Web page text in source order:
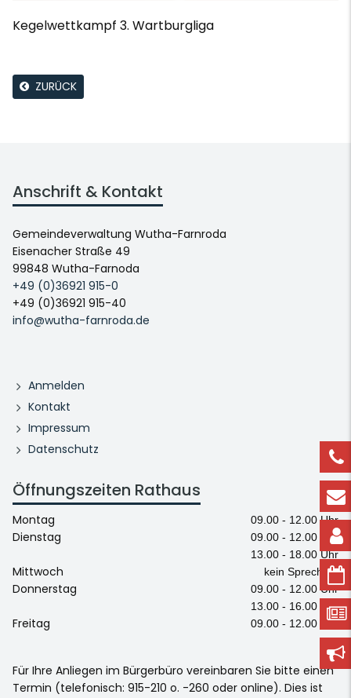
Kegelwettkampf 3. Wartburgliga
ZURÜCK
Anschrift & Kontakt
Gemeindeverwaltung Wutha-Farnroda
Eisenacher Straße 49
99848 Wutha-Farnoda
+49 (0)36921 915-0
+49 (0)36921 915-40
info@wutha-farnroda.de
Anmelden
Kontakt
Impressum
Datenschutz
Öffnungszeiten Rathaus
Montag 09.00 - 12.00 Uhr
Dienstag
09.00 - 12.00 Uhr
13.00 - 18.00 Uhr
Mittwoch kein Sprechtag
Donnerstag
09.00 - 12.00 Uhr
13.00 - 16.00 Uhr
Freitag 09.00 - 12.00 Uhr
Für Ihre Anliegen im Bürgerbüro vereinbaren Sie bitte einen
Termin (telefonisch: 915-210 o. -260 oder online). Dies ist